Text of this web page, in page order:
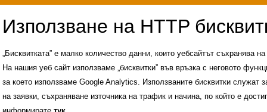
„Бисквитката” е малко количество данни, които уебсайтът съхранява
На нашия уеб сайт използваме „бисквитки” във връзка с неговото
за което използваме Google Analytics. Използваните бисквитки служат
на заявки, съхраняване източника на трафик и начина, по който е